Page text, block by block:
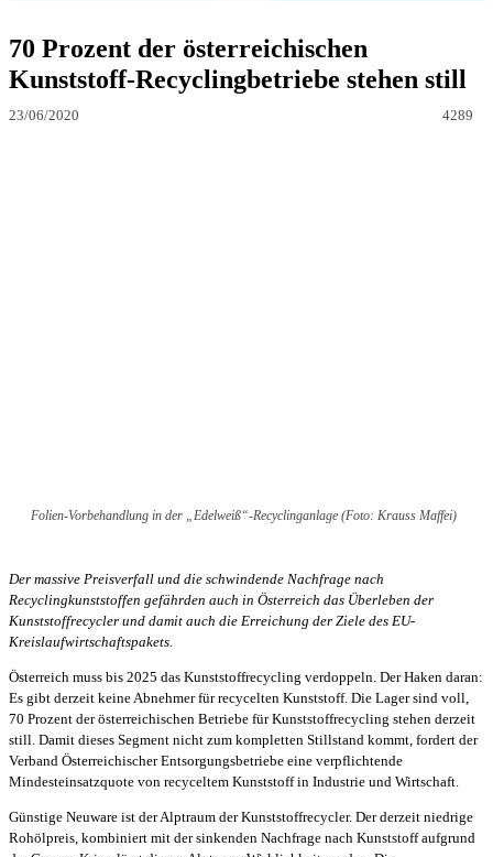
70 Prozent der österreichischen
Kunststoff-Recyclingbetriebe stehen still
23/06/2020 4289
Folien-Vorbehandlung in der „Edelweiß“-Recyclinganlage (Foto: Krauss Maffei)
Der massive Preisverfall und die schwindende Nachfrage nach
Recyclingkunststoffen gefährden auch in Österreich das Überleben der
Kunststoffrecycler und damit auch die Erreichung der Ziele des EU-
Kreislaufwirtschaftspakets.
Österreich muss bis 2025 das Kunststoffrecycling verdoppeln. Der Haken daran:
Es gibt derzeit keine Abnehmer für recycelten Kunststoff. Die Lager sind voll,
70 Prozent der österreichischen Betriebe für Kunststoffrecycling stehen derzeit
still. Damit dieses Segment nicht zum kompletten Stillstand kommt, fordert der
Verband Österreichischer Entsorgungsbetriebe eine verpflichtende
Mindesteinsatzquote von recyceltem Kunststoff in Industrie und Wirtschaft.
Günstige Neuware ist der Alptraum der Kunststoffrecycler. Der derzeit niedrige
Rohölpreis, kombiniert mit der sinkenden Nachfrage nach Kunststoff aufgrund